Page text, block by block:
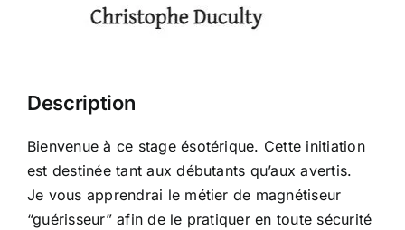
Description
Bienvenue à ce stage ésotérique. Cette initiation
est destinée tant aux débutants qu’aux avertis.
Je vous apprendrai le métier de magnétiseur
“guérisseur” afin de le pratiquer en toute sécurité